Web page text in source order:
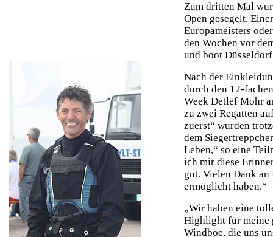
Zum dritten Mal
Open gesegelt.
Europameisters
den Wochen vor
und boot
Nach der
durch den 12-
Week Detlef Mohr
zu zwei Regatten
zuerst“ wurden
dem
Leben,“ so eine
ich mir diese
gut. Vielen Dank
ermöglicht haben.“
„Wir haben eine
Highlight für meine
Windböe, die uns